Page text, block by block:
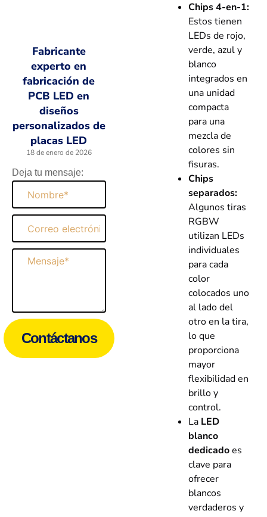
Fabricante
experto en
fabricación de
PCB LED en
diseños
personalizados de
placas LED
18 de enero de 2026
Deja tu mensaje:
Nombre
Correo
electrónico
Mensaje
Contáctanos
Chips 4-en-1:
Estos tienen
LEDs de rojo,
verde, azul y
blanco
integrados en
una unidad
compacta
para una
mezcla de
colores sin
fisuras.
Chips
separados:
Algunos tiras
RGBW
utilizan LEDs
individuales
para cada
color
colocados uno
al lado del
otro en la tira,
lo que
proporciona
mayor
flexibilidad en
brillo y
control.
La LED
blanco
dedicadoes
clave para
ofrecer
blancos
verdaderos y